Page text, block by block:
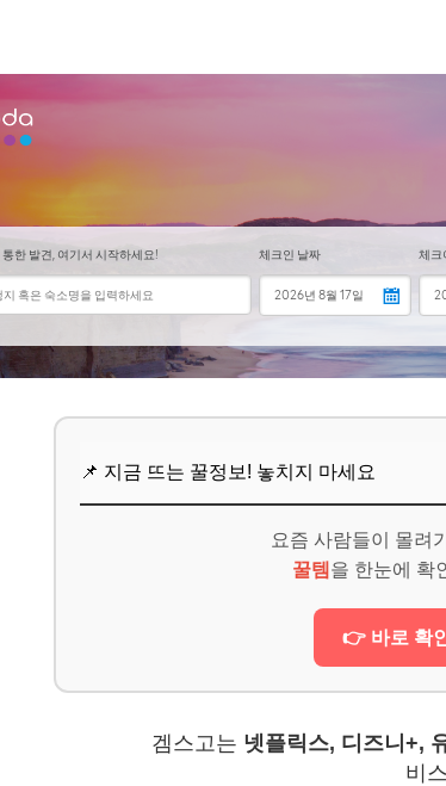
2단계: 보조기기 구입 및 청구
3단계: 심사 및 지급
자주 묻는 질문
Q. 한번 지원받으면 계속 받을 수 있나요?
Q. 사전에 구입한 보조기기도 지원받을 수 있나요?
📌 지금 뜨는 꿀정보! 놓치지 마세요
마무리 및 팁: 놓치지 말고 꼭 챙기세요!
📌 지금 뜨는 꿀정보! 놓치지 마세요
요즘 사람들이 몰려
꿀템 을 한눈에 확
👉 바로 확
겜스고는 넷플릭스, 디즈니+,
비